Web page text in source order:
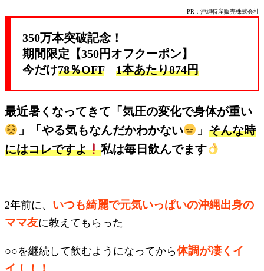
PR：沖縄特産販売株式会社
350万本突破記念！
期間限定【350円オフクーポン】
今だけ78％OFF 1本あたり874円
最近暑くなってきて「気圧の変化で身体が重い
」「やる気もなんだかわかない
」 そんな時
にはコレですよ
私は毎日飲んでます
2年前に、 いつも綺麗で元気いっぱいの沖縄出身の
ママ友に教えてもらった
○○を継続して飲むようになってから体調が凄くイ
イ！！！